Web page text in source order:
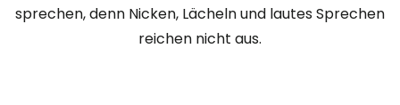
sprechen, denn Nicken, Lächeln und lautes Sprechen
reichen nicht aus.